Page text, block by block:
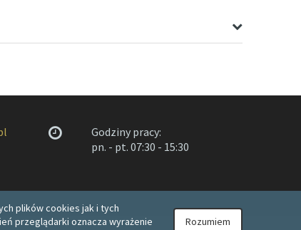
Godziny pracy:
pn. - pt. 07:30 - 15:30
plików cookies jak i tych
przeglądarki oznacza wyrażenie
Rozumiem